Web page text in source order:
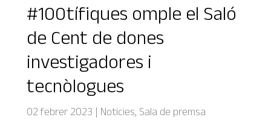
#100tífiques omple el Saló
de Cent de dones
investigadores i
tecnòlogues
02 febrer 2023 Notícies, Sala de premsa